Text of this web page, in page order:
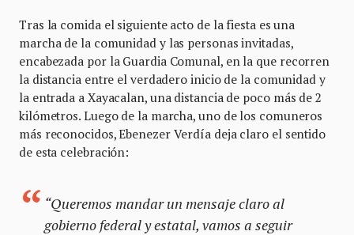
Tras la comida el siguiente acto de la fiesta es una
marcha de la comunidad y las personas invitadas,
encabezada por la Guardia Comunal, en la que recorren
la distancia entre el verdadero inicio de la comunidad y
la entrada a Xayacalan, una distancia de poco más de 2
kilómetros. Luego de la marcha, uno de los comuneros
más reconocidos, Ebenezer Verdía deja claro el sentido
de esta celebración:
“Queremos mandar un mensaje claro al
gobierno federal y estatal, vamos a seguir